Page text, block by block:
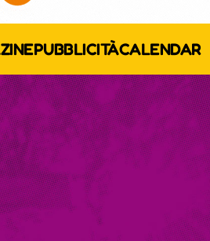
PUBBLICITÀCALENDAR